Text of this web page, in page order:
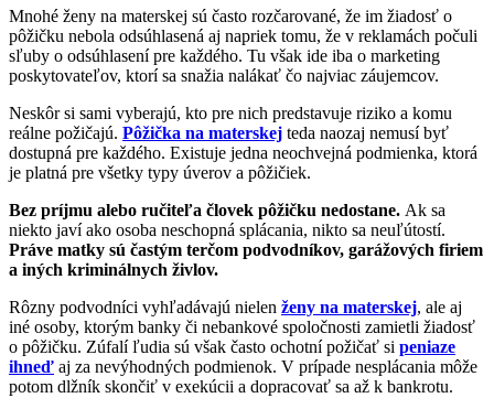
Mnohé ženy na materskej sú často rozčarované, že im žiadosť o
pôžičku nebola odsúhlasená aj napriek tomu, že v reklamách počuli
sľuby o odsúhlasení pre každého. Tu však ide iba o marketing
poskytovateľov, ktorí sa snažia nalákať čo najviac záujemcov.
Neskôr si sami vyberajú, kto pre nich predstavuje riziko a komu
reálne požičajú. Pôžička na materskej teda naozaj nemusí byť
dostupná pre každého. Existuje jedna neochvejná podmienka, ktorá
je platná pre všetky typy úverov a pôžičiek.
Bez príjmu alebo ručiteľa človek pôžičku nedostane. Ak sa
niekto javí ako osoba neschopná splácania, nikto sa neuľútostí.
Práve matky sú častým terčom podvodníkov, garážových firiem
a iných kriminálnych živlov.
Rôzny podvodníci vyhľadávajú nielen ženy na materskej, ale aj
iné osoby, ktorým banky či nebankové spoločnosti zamietli žiadosť
o pôžičku. Zúfalí ľudia sú však často ochotní požičať si peniaze
ihneď aj za nevýhodných podmienok. V prípade nesplácania môže
potom dlžník skončiť v exekúcii a dopracovať sa až k bankrotu.